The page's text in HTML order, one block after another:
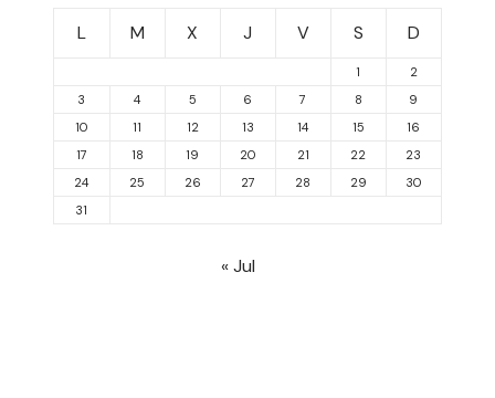
L
M X J V S D
1
2
3
4 5 6 7 8
9
10
11 12 13 14 15
16
17
18 19 20 21 22
23
24
25 26 27 28 29
30
31
« Jul